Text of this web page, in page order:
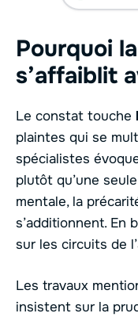
Pourquoi la
s’affaiblit
Le constat touche
plaintes qui se
spécialistes
plutôt qu’une
mentale, la
s’additionnent. En
sur les circuits de
Les travaux
insistent sur la